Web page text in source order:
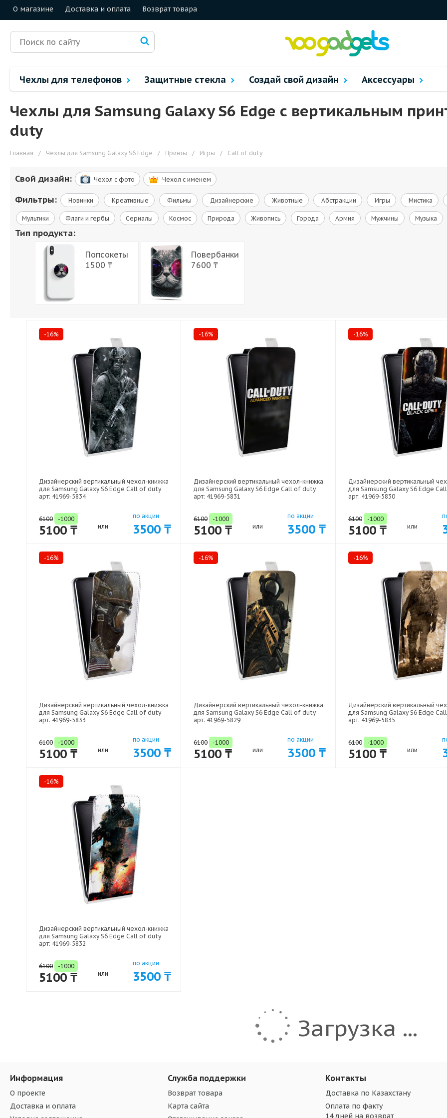
О магазине Доставка и оплата Возврат товара
Чехлы для телефонов Защитные стекла Создай свой дизайн Аксессуары
Чехлы для Samsung Galaxy S6 Edge с вертикальным
duty
Главная / Чехлы для Samsung Galaxy S6 Edge / Принты / Игры / Call of duty
Свой дизайн: Чехол c фото Чехол c именем
Фильтры: Новинки Креативные Фильмы Дизайнерские Животные Абстракции Игры Мистика
Мультики Флаги и гербы Сериалы Космос Природа Живопись Города Армия Мужчины Музыка
Тип продукта:
Попсокеты
1500 ₸
Повербанки
7600 ₸
-16%
Дизайнерский вертикальный чехол-книжка
для Samsung Galaxy S6 Edge Call of duty
арт: 41969-5834
6100 -1000
5100 ₸ или
по акции
3500 ₸
-16%
Дизайнерский вертикальный чехол-книжка
для Samsung Galaxy S6 Edge Call of duty
арт: 41969-5831
6100 -1000
5100 ₸ или
по акции
3500 ₸
-16%
Дизайнерский вертикальный
для Samsung Galaxy S6 Edge
арт: 41969-5830
6100 -1000
5100 ₸ или
-16%
Дизайнерский вертикальный чехол-книжка
для Samsung Galaxy S6 Edge Call of duty
арт: 41969-5833
6100 -1000
5100 ₸ или
по акции
3500 ₸
-16%
Дизайнерский вертикальный чехол-книжка
для Samsung Galaxy S6 Edge Call of duty
арт: 41969-5829
6100 -1000
5100 ₸ или
по акции
3500 ₸
-16%
Дизайнерский вертикальный
для Samsung Galaxy S6 Edge
арт: 41969-5835
6100 -1000
5100 ₸ или
-16%
Дизайнерский вертикальный чехол-книжка
для Samsung Galaxy S6 Edge Call of duty
арт: 41969-5832
6100 -1000
5100 ₸ или
по акции
3500 ₸
Загрузка ...
Информация
О проекте
Доставка и оплата
Служба поддержки
Возврат товара
Карта сайта
Контакты
Доставка по Казахстану
Оплата по факту
14 дней на возврат